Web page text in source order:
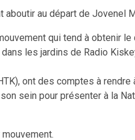
aboutir au départ de Jovenel
qui tend à obtenir
les jardins de Radio
ont des comptes à rendre
sein pour présenter à la